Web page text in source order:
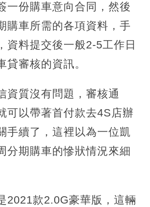
一份購車意向合同，然後
購車所需的各項資料，手
資料提交後一般2-5工作日
貸審核的資訊。
資質沒有問題，審核通
可以帶著首付款去4S店辦
手續了，這裡以為一位凱
分期購車的慘狀情況來細
2021款2.0G豪華版，這輛